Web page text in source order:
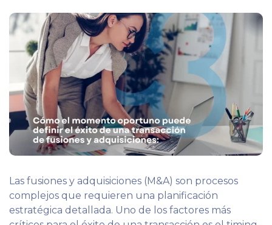
Las fusiones y adquisiciones (M&A) son procesos
complejos que requieren una planificación
estratégica detallada. Uno de los factores más